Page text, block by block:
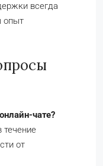
всегда
опыт
чате?
от